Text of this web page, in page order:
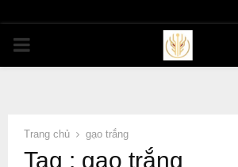
PRIMARY
Trang chủ gạo trắng
Tag : gạo trắng